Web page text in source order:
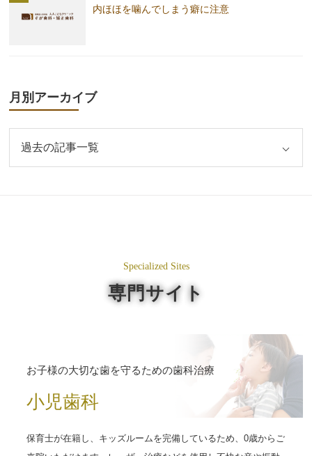
内ほほを噛んでしまう癖に注意
月別アーカイブ
Specialized Sites
専門サイト
お子様の大切な歯を守るための歯科治療
小児歯科
保育士が在籍し、キッズルームを完備しているため、0歳からご